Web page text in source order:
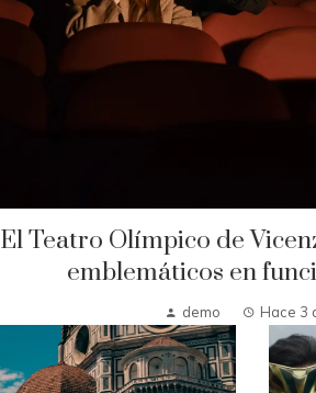
El Teatro Olímpico de
emblemáticos en
demo Hace 3